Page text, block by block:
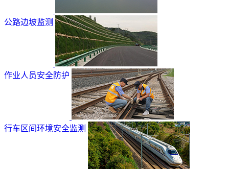
公路边坡监测
作业人员安全防护
行车区间环境安全监测